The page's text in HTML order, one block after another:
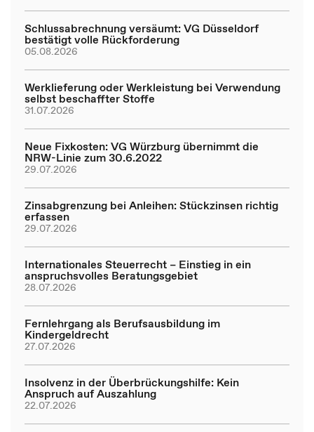
Schlussabrechnung versäumt: VG Düsseldorf
bestätigt volle Rückforderung
05.08.2026
Werklieferung oder Werkleistung bei Verwendung
selbst beschaffter Stoffe
31.07.2026
Neue Fixkosten: VG Würzburg übernimmt die
NRW-Linie zum 30.6.2022
29.07.2026
Zinsabgrenzung bei Anleihen: Stückzinsen richtig
erfassen
29.07.2026
Internationales Steuerrecht – Einstieg in ein
anspruchsvolles Beratungsgebiet
28.07.2026
Fernlehrgang als Berufsausbildung im
Kindergeldrecht
27.07.2026
Insolvenz in der Überbrückungshilfe: Kein
Anspruch auf Auszahlung
22.07.2026